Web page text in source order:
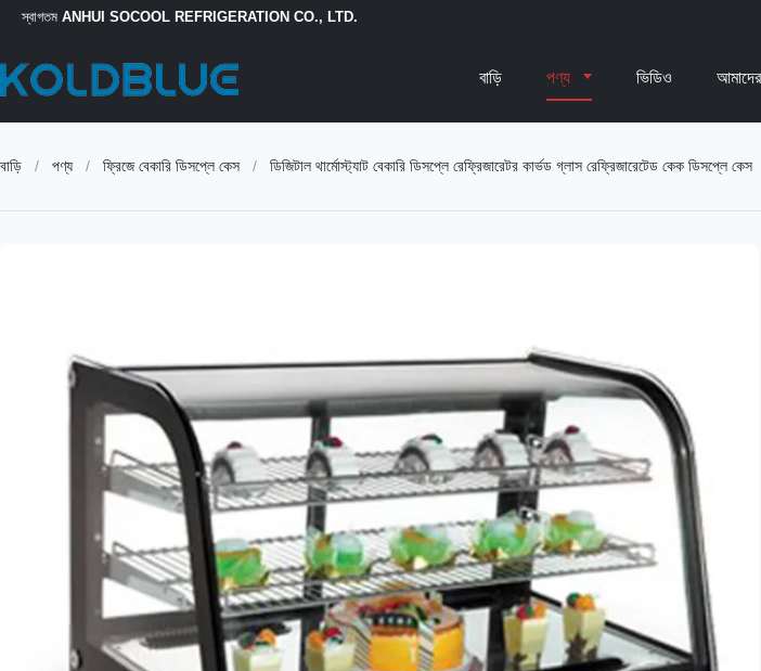
স্বাগতম ANHUI SOCOOL REFRIGERATION CO., LTD.
বাড়ি পণ্য ভিডিও
বাড়ি / পণ্য / ফ্রিজে বেকারি ডিসপ্লে কেস / ডিজিটাল থার্মোস্ট্যাট বেকারি ডিসপ্লে রেফ্রিজারেটর কার্ভড গ্লাস রেফ্রিজারেটেড কেক ডিসপ্লে কেস